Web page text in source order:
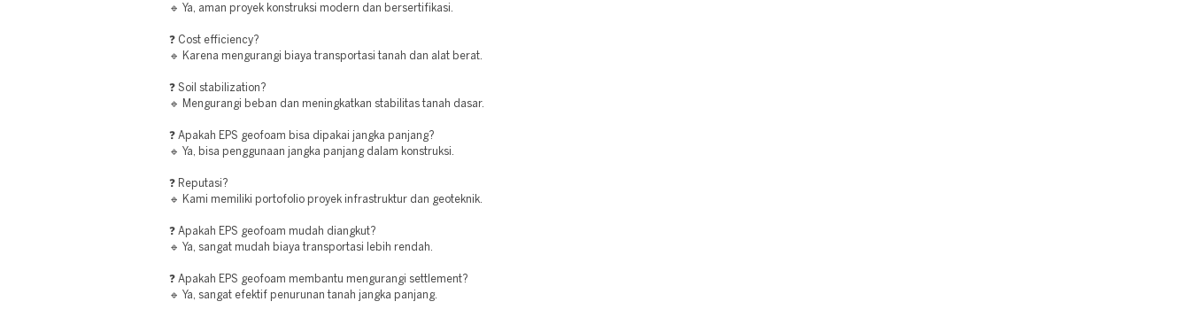
🔹 Ya, aman proyek konstruksi modern dan bersertifikasi.
❓ Cost efficiency?
🔹 Karena mengurangi biaya transportasi tanah dan alat berat.
❓ Soil stabilization?
🔹 Mengurangi beban dan meningkatkan stabilitas tanah dasar.
❓ Apakah EPS geofoam bisa dipakai jangka panjang?
🔹 Ya, bisa penggunaan jangka panjang dalam konstruksi.
❓ Reputasi?
🔹 Kami memiliki portofolio proyek infrastruktur dan geoteknik.
❓ Apakah EPS geofoam mudah diangkut?
🔹 Ya, sangat mudah biaya transportasi lebih rendah.
❓ Apakah EPS geofoam membantu mengurangi settlement?
🔹 Ya, sangat efektif penurunan tanah jangka panjang.